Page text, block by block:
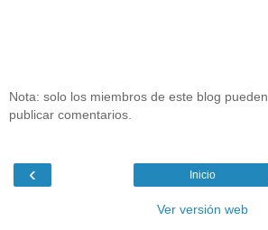
Nota: solo los miembros de este blog pueden
publicar comentarios.
‹ Inicio
Ver versión web